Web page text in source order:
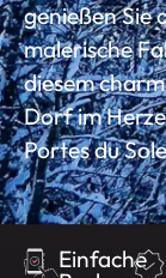
genießen Sie
malerische
diesem
Dorf im
Portes du
Einfache